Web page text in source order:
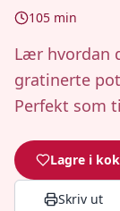
105 min
Lær hvordan
gratinerte
Perfekt som
Lagre i
Skriv ut